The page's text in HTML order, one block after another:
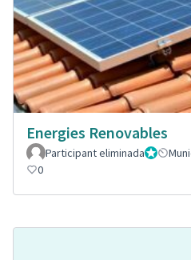
Energies Renovables
Participant eliminada
0